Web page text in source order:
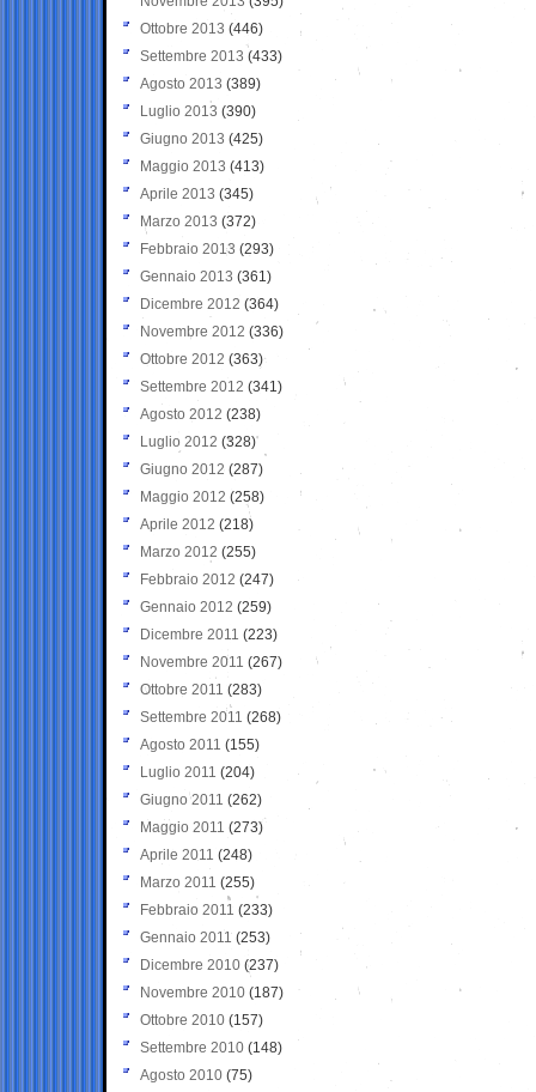
Ottobre 2013 (446)
Settembre 2013 (433)
Agosto 2013 (389)
Luglio 2013 (390)
Giugno 2013 (425)
Maggio 2013 (413)
Aprile 2013 (345)
Marzo 2013 (372)
Febbraio 2013 (293)
Gennaio 2013 (361)
Dicembre 2012 (364)
Novembre 2012 (336)
Ottobre 2012 (363)
Settembre 2012 (341)
Agosto 2012 (238)
Luglio 2012 (328)
Giugno 2012 (287)
Maggio 2012 (258)
Aprile 2012 (218)
Marzo 2012 (255)
Febbraio 2012 (247)
Gennaio 2012 (259)
Dicembre 2011 (223)
Novembre 2011 (267)
Ottobre 2011 (283)
Settembre 2011 (268)
Agosto 2011 (155)
Luglio 2011 (204)
Giugno 2011 (262)
Maggio 2011 (273)
Aprile 2011 (248)
Marzo 2011 (255)
Febbraio 2011 (233)
Gennaio 2011 (253)
Dicembre 2010 (237)
Novembre 2010 (187)
Ottobre 2010 (157)
Settembre 2010 (148)
Agosto 2010 (75)